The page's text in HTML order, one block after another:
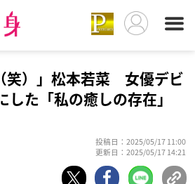
笑）」松本若菜 女優デビ
した「私の癒しの存在」
投稿日：2025/05/17 11:00
更新日：2025/05/17 14:21